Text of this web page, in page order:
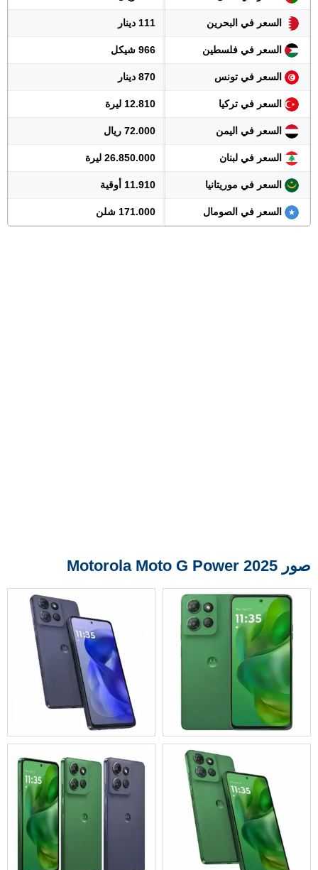
السعر في البحرين 111 دينار
السعر في فلسطين 966 شيكل
السعر في تونس 870 دينار
السعر في تركيا 12.810 ليرة
السعر في اليمن 72.000 ريال
السعر في لبنان 26.850.000 ليرة
السعر في موريتانيا 11.910 أوقية
السعر في الصومال 171.000 شلن
صور Motorola Moto G Power 2025